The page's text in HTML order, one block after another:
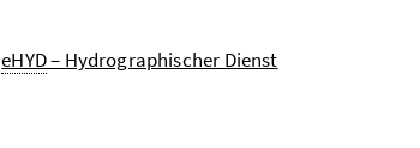
eHYD– Hydrographischer Dienst